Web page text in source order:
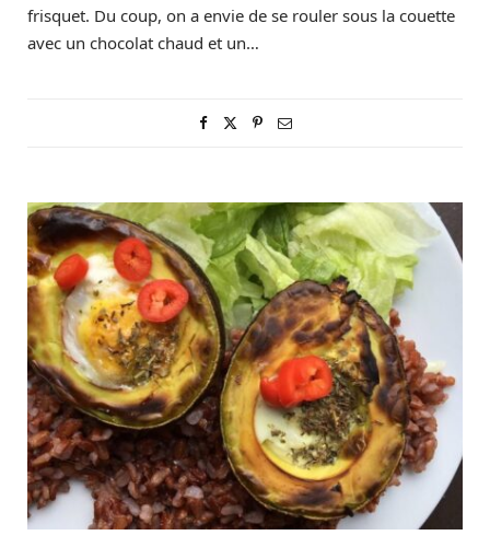
frisquet. Du coup, on a envie de se rouler sous la couette
avec un chocolat chaud et un…